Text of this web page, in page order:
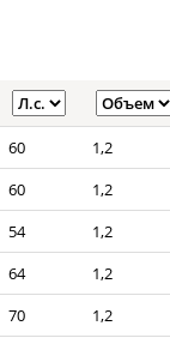
60
1,2
60
1,2
54
1,2
64
1,2
70
1,2